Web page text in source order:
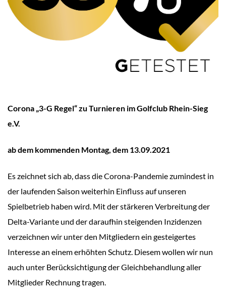
Corona „3-G Regel“ zu Turnieren im Golfclub Rhein-Sieg
e.V.
ab dem kommenden Montag, dem 13.09.2021
Es zeichnet sich ab, dass die Corona-Pandemie zumindest in
der laufenden Saison weiterhin Einfluss auf unseren
Spielbetrieb haben wird. Mit der stärkeren Verbreitung der
Delta-Variante und der daraufhin steigenden Inzidenzen
verzeichnen wir unter den Mitgliedern ein gesteigertes
Interesse an einem erhöhten Schutz. Diesem wollen wir nun
auch unter Berücksichtigung der Gleichbehandlung aller
Mitglieder Rechnung tragen.